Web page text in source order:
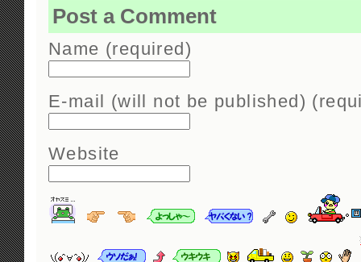
Post a Comment
Name (required)
E-mail (will not be published)
Website